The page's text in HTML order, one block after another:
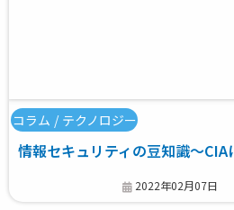
コラム / テクノロジー
情報セキュリティの豆知識～
2022年02月07日